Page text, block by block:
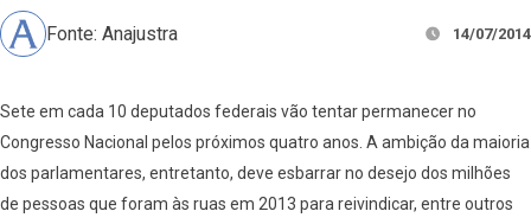
Fonte: Anajustra 14/07/2014
Sete em cada 10 deputados federais vão tentar permanecer no
Congresso Nacional pelos próximos quatro anos. A ambição da maioria
dos parlamentares, entretanto, deve esbarrar no desejo dos milhões
de pessoas que foram às ruas em 2013 para reivindicar, entre outros